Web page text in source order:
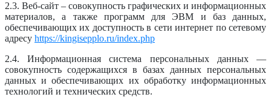
2.3. Веб-сайт – совокупность графических и информационных
материалов, а также программ для ЭВМ и баз данных,
обеспечивающих их доступность в сети интернет по сетевому
адресу https://kingisepplo.ru/index.php
2.4. Информационная система персональных данных —
совокупность содержащихся в базах данных персональных
данных и обеспечивающих их обработку информационных
технологий и технических средств.